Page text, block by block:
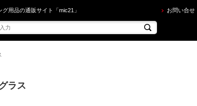
ングラス を買うならec.mic21.com 並び順：価格(安い順)
グ用品の通販サイト「mic21」 お問い合せ
ラス